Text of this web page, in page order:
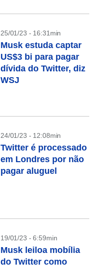
25/01/23 - 16:31min
Musk estuda captar
US$3 bi para pagar
dívida do Twitter, diz
WSJ
24/01/23 - 12:08min
Twitter é processado
em Londres por não
pagar aluguel
19/01/23 - 6:59min
Musk leiloa mobília
do Twitter como